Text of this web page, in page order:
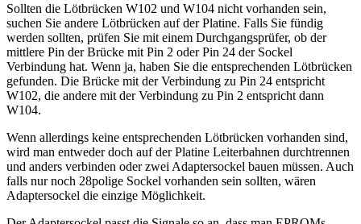
Sollten die Lötbrücken W102 und W104 nicht vorhanden sein,
suchen Sie andere Lötbrücken auf der Platine. Falls Sie fündig
werden sollten, prüfen Sie mit einem Durchgangsprüfer, ob der
mittlere Pin der Brücke mit Pin 2 oder Pin 24 der Sockel
Verbindung hat. Wenn ja, haben Sie die entsprechenden Lötbrücken
gefunden. Die Brücke mit der Verbindung zu Pin 24 entspricht
W102, die andere mit der Verbindung zu Pin 2 entspricht dann
W104.
Wenn allerdings keine entsprechenden Lötbrücken vorhanden sind,
wird man entweder doch auf der Platine Leiterbahnen durchtrennen
und anders verbinden oder zwei Adaptersockel bauen müssen. Auch
falls nur noch 28polige Sockel vorhanden sein sollten, wären
Adaptersockel die einzige Möglichkeit.